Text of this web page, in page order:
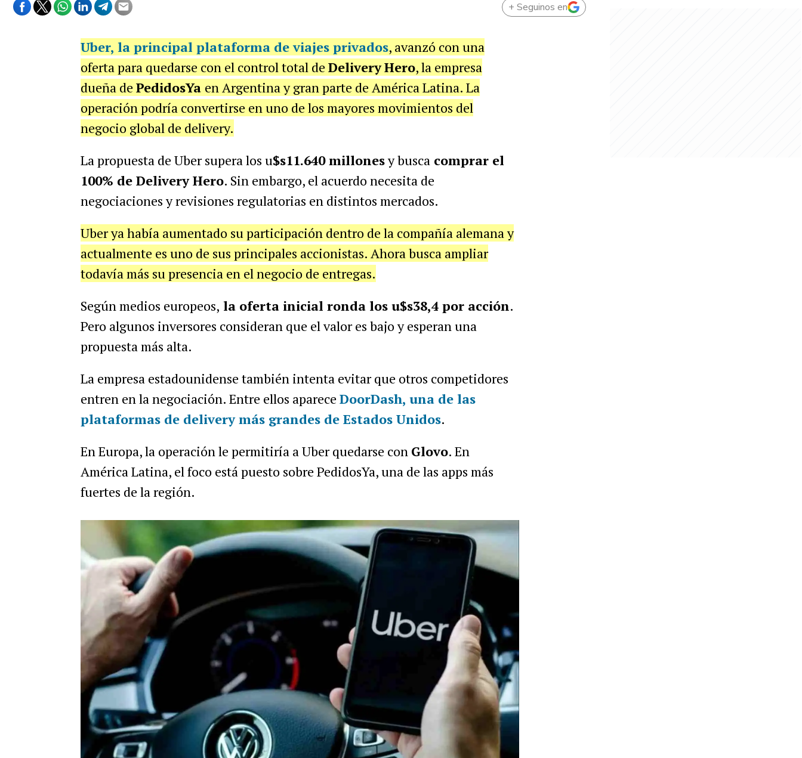
+ Seguinos en
Uber, la principal plataforma de viajes privados, avanzó con una
oferta para quedarse con el control total de DeliveryHero, la empresa
dueña de PedidosYa en Argentina y gran parte de América Latina. La
operación podría convertirse en uno de los mayores movimientos del
negocio global de delivery.
La propuesta de Uber supera los u$s11.640 millonesy buscacomprar el
100% de Delivery Hero. Sin embargo, el acuerdo necesita de
negociaciones y revisiones regulatorias en distintos mercados.
Uber ya había aumentado su participación dentro de la compañía alemana y
actualmente es uno de sus principales accionistas. Ahora busca ampliar
todavía más su presencia en el negocio de entregas.
Según medios europeos, la oferta inicial ronda los u$s38,4 por acción.
Pero algunos inversores consideran que el valor es bajo y esperan una
propuesta más alta.
La empresa estadounidense también intenta evitar que otros competidores
entren en la negociación. Entre ellos aparece DoorDash, una de las
plataformas de delivery más grandes de Estados Unidos.
En Europa, la operación le permitiría a Uber quedarse con Glovo. En
América Latina, el foco está puesto sobre PedidosYa, una de las apps más
fuertes de la región.